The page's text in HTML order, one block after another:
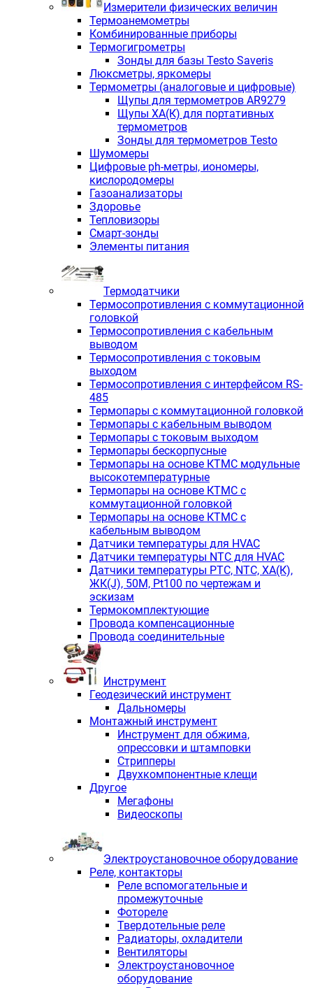
Измерители физических величин
Термоанемометры
Комбинированные приборы
Термогигрометры
Зонды для базы Testo Saveris
Люксметры, яркомеры
Термометры (аналоговые и цифровые)
Щупы для термометров AR9279
Щупы ХА(К) для портативных
термометров
Зонды для термометров Testo
Шумомеры
Цифровые ph-метры, иономеры,
кислородомеры
Газоанализаторы
Здоровье
Тепловизоры
Смарт-зонды
Элементы питания
Термодатчики
Термосопротивления с коммутационной
головкой
Термосопротивления с кабельным
выводом
Термосопротивления с токовым
выходом
Термосопротивления с интерфейсом RS-
485
Термопары с коммутационной головкой
Термопары с кабельным выводом
Термопары с токовым выходом
Термопары бескорпусные
Термопары на основе КТМС модульные
высокотемпературные
Термопары на основе КТМС с
коммутационной головкой
Термопары на основе КТМС с
кабельным выводом
Датчики температуры для HVAC
Датчики температуры NTC для HVAC
Датчики температуры PTС, NTC, ХА(К),
ЖК(J), 50М, Pt100 по чертежам и
эскизам
Термокомплектующие
Провода компенсационные
Провода соединительные
Инструмент
Геодезический инструмент
Дальномеры
Монтажный инструмент
Инструмент для обжима,
опрессовки и штамповки
Стрипперы
Двухкомпонентные клещи
Другое
Мегафоны
Видеоскопы
Электроустановочное оборудование
Реле, контакторы
Реле вспомогательные и
промежуточные
Фотореле
Твердотельные реле
Радиаторы, охладители
Вентиляторы
Электроустановочное
оборудование